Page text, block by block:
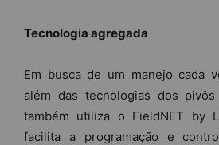
Tecnologia agregada
Em busca de um manejo cada
além das tecnologias dos pivôs
também utiliza o FieldNET by
facilita a programação e